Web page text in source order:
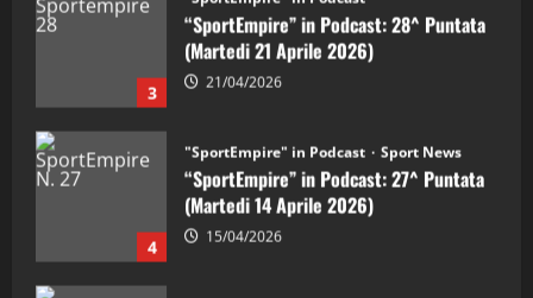
4
“SportEmpire” in Podcast: 27^ Puntata
(Martedi 14 Aprile 2026)
15/04/2026
5
"SportEmpire" in Podcast
“SportEmpire” in Podcast: 26^ Puntata
(Martedi 07 Aprile 2026)
08/04/2026